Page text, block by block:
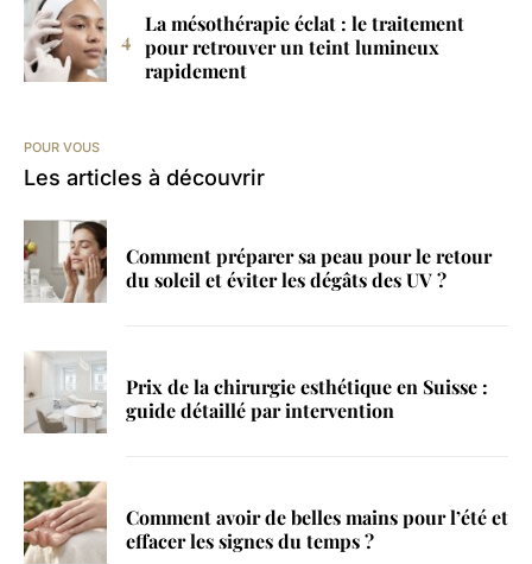
La mésothérapie éclat : le traitement
pour retrouver un teint lumineux
rapidement
POUR VOUS
Les articles à découvrir
Comment préparer sa peau pour le retour
du soleil et éviter les dégâts des UV ?
Prix de la chirurgie esthétique en Suisse :
guide détaillé par intervention
Comment avoir de belles mains pour l’été et
effacer les signes du temps ?